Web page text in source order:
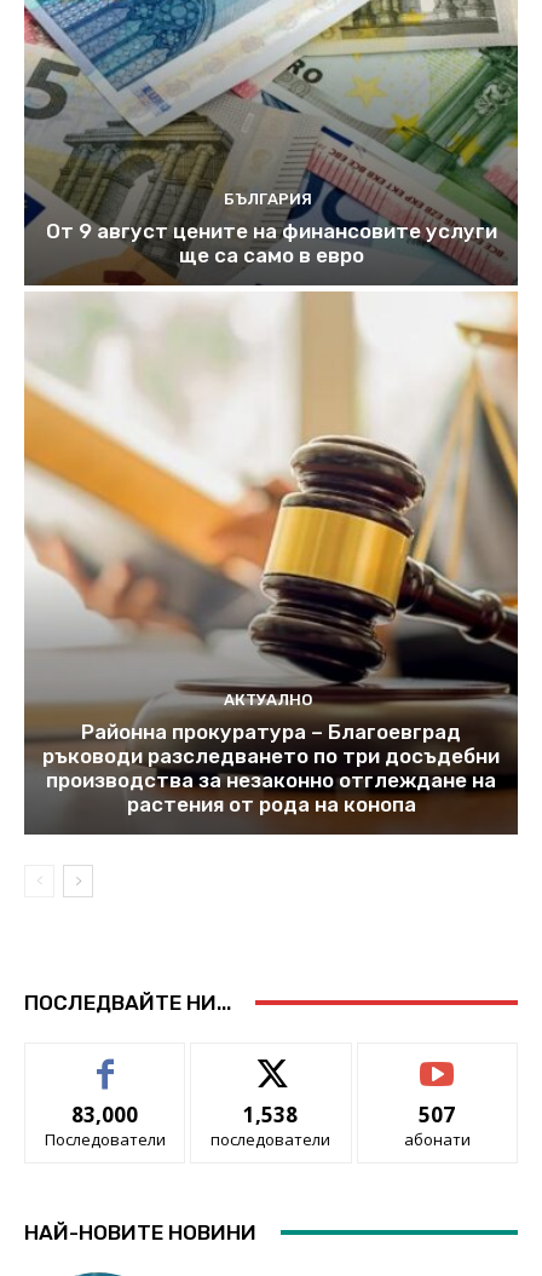
БЪЛГАРИЯ
От 9 август цените на финансовите услуги
ще са само в евро
АКТУАЛНО
Районна прокуратура – Благоевград
ръководи разследването по три досъдебни
производства за незаконно отглеждане на
растения от рода на конопа
ПОСЛЕДВАЙТЕ НИ...
83,000
Последователи
1,538
последователи
507
абонати
НАЙ-НОВИТЕ НОВИНИ